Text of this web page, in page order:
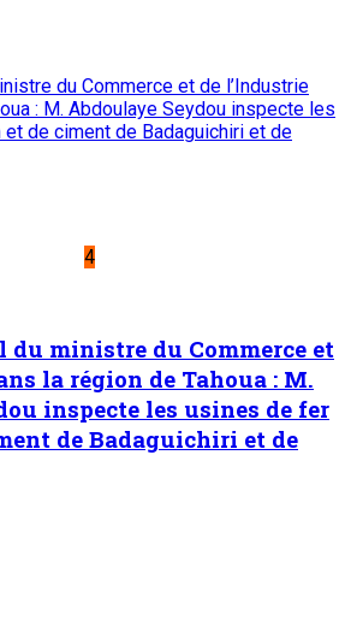
du Commerce et de l’Industrie
: M. Abdoulaye Seydou inspecte les
de ciment de Badaguichiri et de
4
ministre du Commerce et
la région de Tahoua : M.
inspecte les usines de fer
de Badaguichiri et de